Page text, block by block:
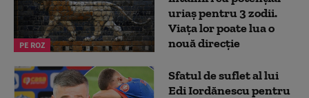
PE ROZ
uriaș pentru 3 zodii.
Viața lor poate lua o
nouă direcție
Sfatul de suflet al lui
Edi Iordănescu pentru